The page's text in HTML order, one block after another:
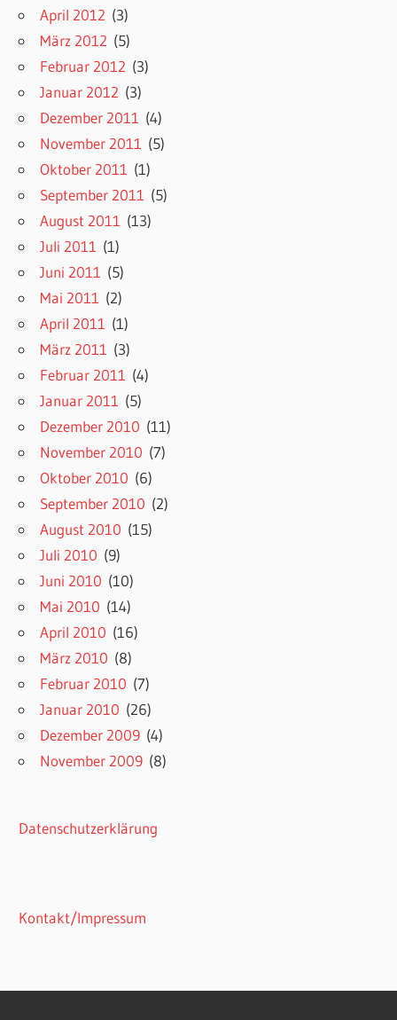
April 2012 (3)
März 2012 (5)
Februar 2012 (3)
Januar 2012 (3)
Dezember 2011 (4)
November 2011 (5)
Oktober 2011 (1)
September 2011 (5)
August 2011 (13)
Juli 2011 (1)
Juni 2011 (5)
Mai 2011 (2)
April 2011 (1)
März 2011 (3)
Februar 2011 (4)
Januar 2011 (5)
Dezember 2010 (11)
November 2010 (7)
Oktober 2010 (6)
September 2010 (2)
August 2010 (15)
Juli 2010 (9)
Juni 2010 (10)
Mai 2010 (14)
April 2010 (16)
März 2010 (8)
Februar 2010 (7)
Januar 2010 (26)
Dezember 2009 (4)
November 2009 (8)
Datenschutzerklärung
Kontakt/Impressum